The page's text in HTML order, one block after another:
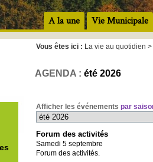
A la une Vie Municipale
Vous êtes ici : La vie au quotidien
AGENDA : été 2026
Afficher les événements par
Forum des activités
Samedi 5 septembre
Forum des activités.